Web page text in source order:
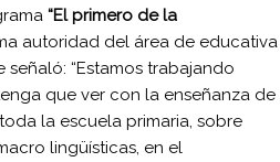
“El primero de la
autoridad del área de educativa
“Estamos trabajando
que ver con la enseñanza de
la escuela primaria, sobre
lingüísticas, en el